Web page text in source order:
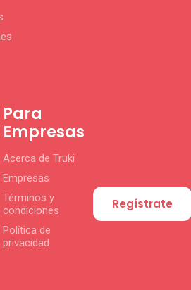
Para
Empresas
Acerca de Truki
Empresas
Términos y
condiciones
Política de
privacidad
Regístrate